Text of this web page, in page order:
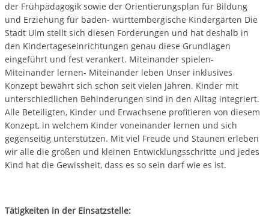
der Frühpädagogik sowie der Orientierungsplan für Bildung
und Erziehung für baden- württembergische Kindergärten Die
Stadt Ulm stellt sich diesen Forderungen und hat deshalb in
den Kindertageseinrichtungen genau diese Grundlagen
eingeführt und fest verankert. Miteinander spielen-
Miteinander lernen- Miteinander leben Unser inklusives
Konzept bewährt sich schon seit vielen Jahren. Kinder mit
unterschiedlichen Behinderungen sind in den Alltag integriert.
Alle Beteiligten, Kinder und Erwachsene profitieren von diesem
Konzept, in welchem Kinder voneinander lernen und sich
gegenseitig unterstützen. Mit viel Freude und Staunen erleben
wir alle die großen und kleinen Entwicklungsschritte und jedes
Kind hat die Gewissheit, dass es so sein darf wie es ist.
Tätigkeiten in der Einsatzstelle: